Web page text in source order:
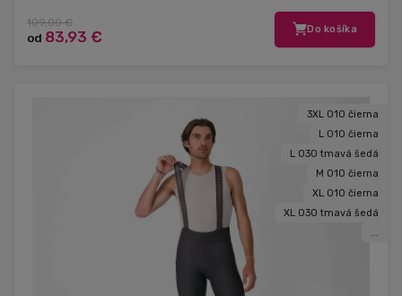
109,00 €
od 83,93 € Do košíka
3XL 010 čierna
L 010 čierna
L 030 tmavá šedá
M 010 čierna
XL 010 čierna
XL 030 tmavá šedá
...